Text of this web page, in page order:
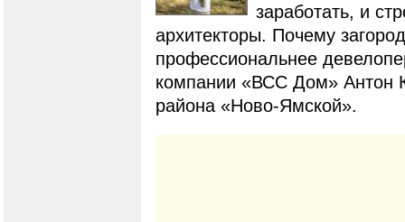
заработать, и
архитекторы. Почему
профессиональнее
компании «ВСС Дом» Антон
района «Ново-Ямской».